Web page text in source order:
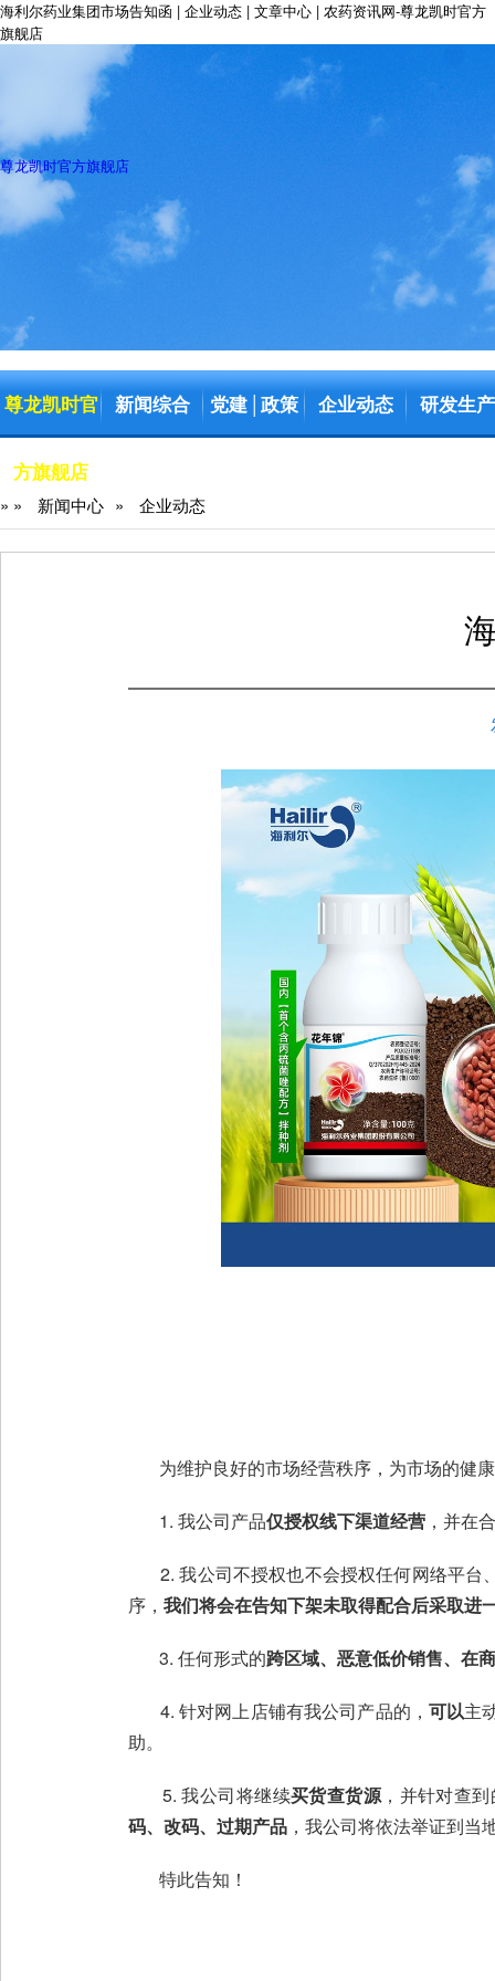
海利尔药业集团市场告知函 | 企业动态 | 文章中心 | 农药资讯网-尊龙凯时官方
旗舰店
尊龙凯时官方旗舰店
尊龙凯时官
方旗舰店
新闻综合 党建 政策 企业动态 研发生产
» » 新闻中心 » 企业动态
为维护良好的市场经营秩序，为市场的健
1. 我公司产品仅授权线下渠道经营 ，并在
2. 我公司不授权也不会授权任何网络平台
序， 我们将会在告知下架未取得配合后采取进
3. 任何形式的跨区域、恶意低价销售、在
4. 针对网上店铺有我公司产品的， 可以主
助。
5. 我公司将继续买货查货源，并针对查
码、改码、过期产品 ，我公司将依法举证到
特此告知！